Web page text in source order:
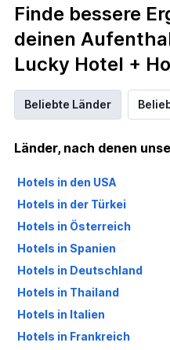
Finde bessere
deinen
Lucky Hotel +
Beliebte Länder
Länder, nach denen
Hotels in den USA
Hotels in der Türkei
Hotels in Österreich
Hotels in Spanien
Hotels in Deutschland
Hotels in Thailand
Hotels in Italien
Hotels in Frankreich